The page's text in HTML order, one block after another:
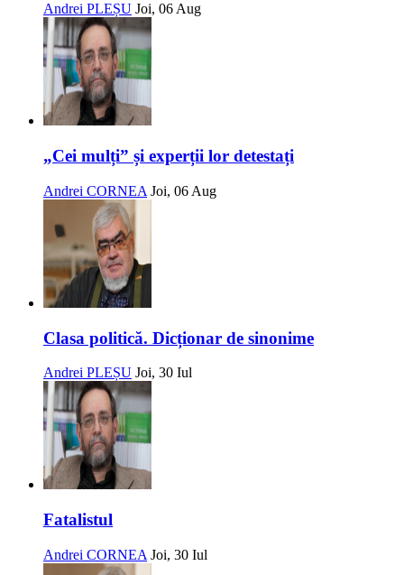
Andrei PLEȘU Joi, 06 Aug
„Cei mulți” și experții lor detestați
Andrei CORNEA Joi, 06 Aug
Clasa politică. Dicționar de sinonime
Andrei PLEȘU Joi, 30 Iul
Fatalistul
Andrei CORNEA Joi, 30 Iul